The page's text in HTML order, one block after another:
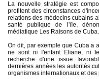
La nouvelle stratégie est
profitent des circonstances
relations des médecins cubains
santé publique de l’île,
médiatique Les Raisons de Cuba.
On dit, par exemple que Cuba a
ne sont ni l'enfant Eliane, ni
recherche d'une issue
dernières années les autorités
organismes internationaux et des